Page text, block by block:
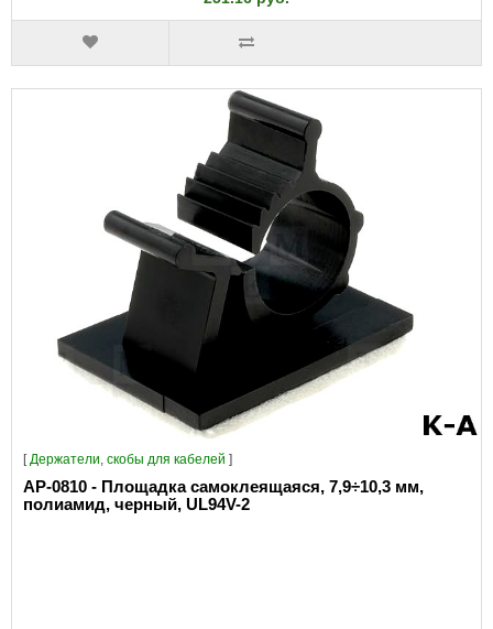
[ Держатели, скобы для кабелей ]
AP-0810 - Площадка самоклеящаяся, 7,9÷10,3 мм,
полиамид, черный, UL94V-2